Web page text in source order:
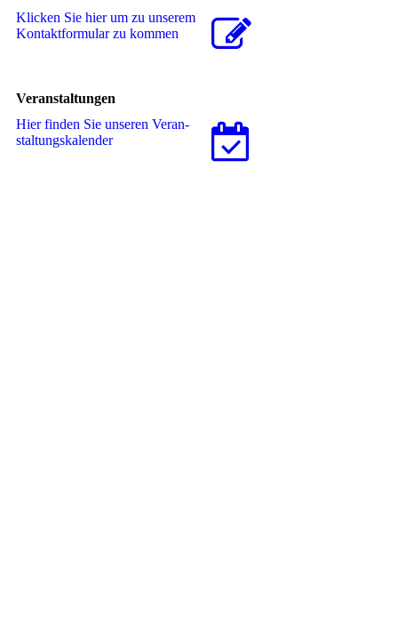
Klicken Sie hier um zu unserem
Kon­takt­for­mu­lar zu kommen
Veranstaltungen
Hier finden Sie unseren Ver­an­
stal­tungs­ka­len­der